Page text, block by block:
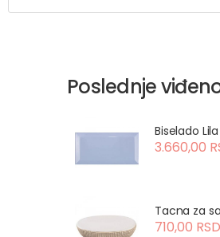
Poslednje
Biselado
3.660,00
Tacna za
710,00